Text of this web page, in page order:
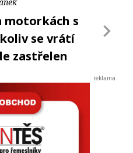
motorkách s
se vrátí
zastřelen